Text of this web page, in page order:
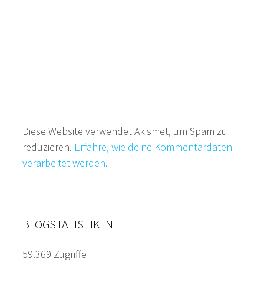
Diese Website verwendet Akismet, um Spam zu
reduzieren. Erfahre, wie deine Kommentardaten
verarbeitet werden.
BLOGSTATISTIKEN
59.369 Zugriffe